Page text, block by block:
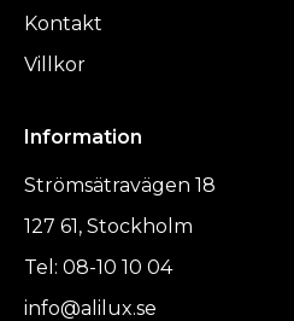
Kontakt
Villkor
Information
Strömsätravägen 18
127 61, Stockholm
Tel: 08-10 10 04
info@alilux.se